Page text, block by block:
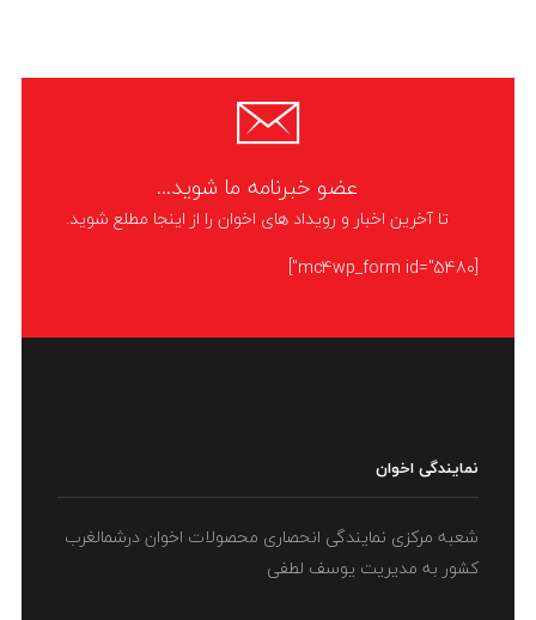
عضو خبرنامه ما شوید...
تا آخرین اخبار و رویداد های اخوان را از اینجا مطلع شوید.
[mc4wp_form id="5480"]
نمایندگی اخوان
شعبه مرکزی نمایندگی انحصاری محصولات اخوان درشمالغرب
کشور به مدیریت یوسف لطفی